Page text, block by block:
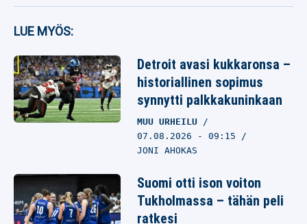
LUE MYÖS:
Detroit avasi kukkaronsa –
historiallinen sopimus
synnytti palkkakuninkaan
MUU URHEILU
07.08.2026 - 09:15
JONI AHOKAS
Suomi otti ison voiton
Tukholmassa – tähän peli
ratkesi